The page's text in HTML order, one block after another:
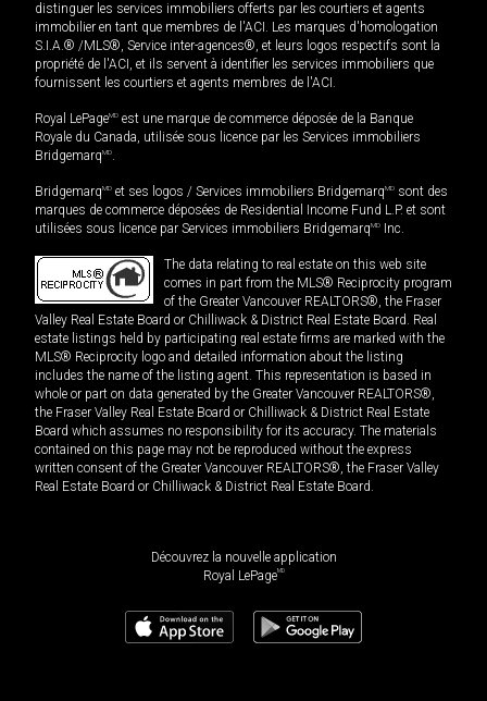
distinguer les services immobiliers offerts par les courtiers et agents
immobilier en tant que membres de l'ACI. Les marques d'homologation
S.I.A.® /MLS®, Service inter-agences®, et leurs logos respectifs sont la
propriété de l'ACI, et ils servent à identifier les services immobiliers que
fournissent les courtiers et agents membres de l'ACI.
Royal LePageMD est une marque de commerce déposée de la Banque
Royale du Canada, utilisée sous licence par les Services immobiliers
BridgemarqMD.
BridgemarqMD et ses logos / Services immobiliers BridgemarqMD sont des
marques de commerce déposées de Residential Income Fund L.P. et sont
utilisées sous licence par Services immobiliers BridgemarqMD Inc.
The data relating to real estate on this web site
comes in part from the MLS® Reciprocity program
of the Greater Vancouver REALTORS®, the Fraser
Valley Real Estate Board or Chilliwack & District Real Estate Board. Real
estate listings held by participating real estate firms are marked with the
MLS® Reciprocity logo and detailed information about the listing
includes the name of the listing agent. This representation is based in
whole or part on data generated by the Greater Vancouver REALTORS®,
the Fraser Valley Real Estate Board or Chilliwack & District Real Estate
Board which assumes no responsibility for its accuracy. The materials
contained on this page may not be reproduced without the express
written consent of the Greater Vancouver REALTORS®, the Fraser Valley
Real Estate Board or Chilliwack & District Real Estate Board.
Découvrez la nouvelle application
Royal LePageMD